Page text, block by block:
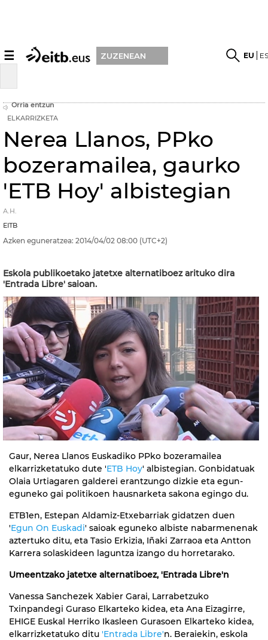
☰ ZUZENEAN EU
Orria entzun
ELKARRIZKETA
Nerea Llanos, PPko
bozeramailea, gaurko
'ETB Hoy' albistegian
A.H.
EITB
Azken eguneratzea: 2014/04/02 08:00 (UTC+2)
Eskola publikoetako jatetxe alternatiboez arituko dira
'Entrada Libre' saioan.
Gaur, Nerea Llanos Euskadiko PPko bozeramailea
elkarrizketatuko dute 'ETB Hoy' albistegian. Gonbidatuak
Olaia Urtiagaren galderei erantzungo dizkie eta egun-
eguneko gai politikoen hausnarketa sakona egingo du.
ETB1en, Estepan Aldamiz-Etxebarriak gidatzen duen
'Egun On Euskadi' saioak eguneko albiste nabarmenenak
aztertuko ditu, eta Tasio Erkizia, Iñaki Zarraoa eta Antton
Karrera solaskideen laguntza izango du horretarako.
Umeentzako jatetxe alternatiboez, 'Entrada Libre'n
Vanessa Sanchezek Xabier Garai, Larrabetzuko
Txinpandegi Guraso Elkarteko kidea, eta Ana Eizagirre,
EHIGE Euskal Herriko Ikasleen Gurasoen Elkarteko kidea,
elkarrizketatuko ditu 'Entrada Libre'n. Beraiekin, eskola